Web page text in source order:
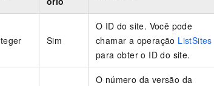
Sim
O ID do site. Você pode
chamar a operação ListSites
para obter o ID do site.
O número da versão da